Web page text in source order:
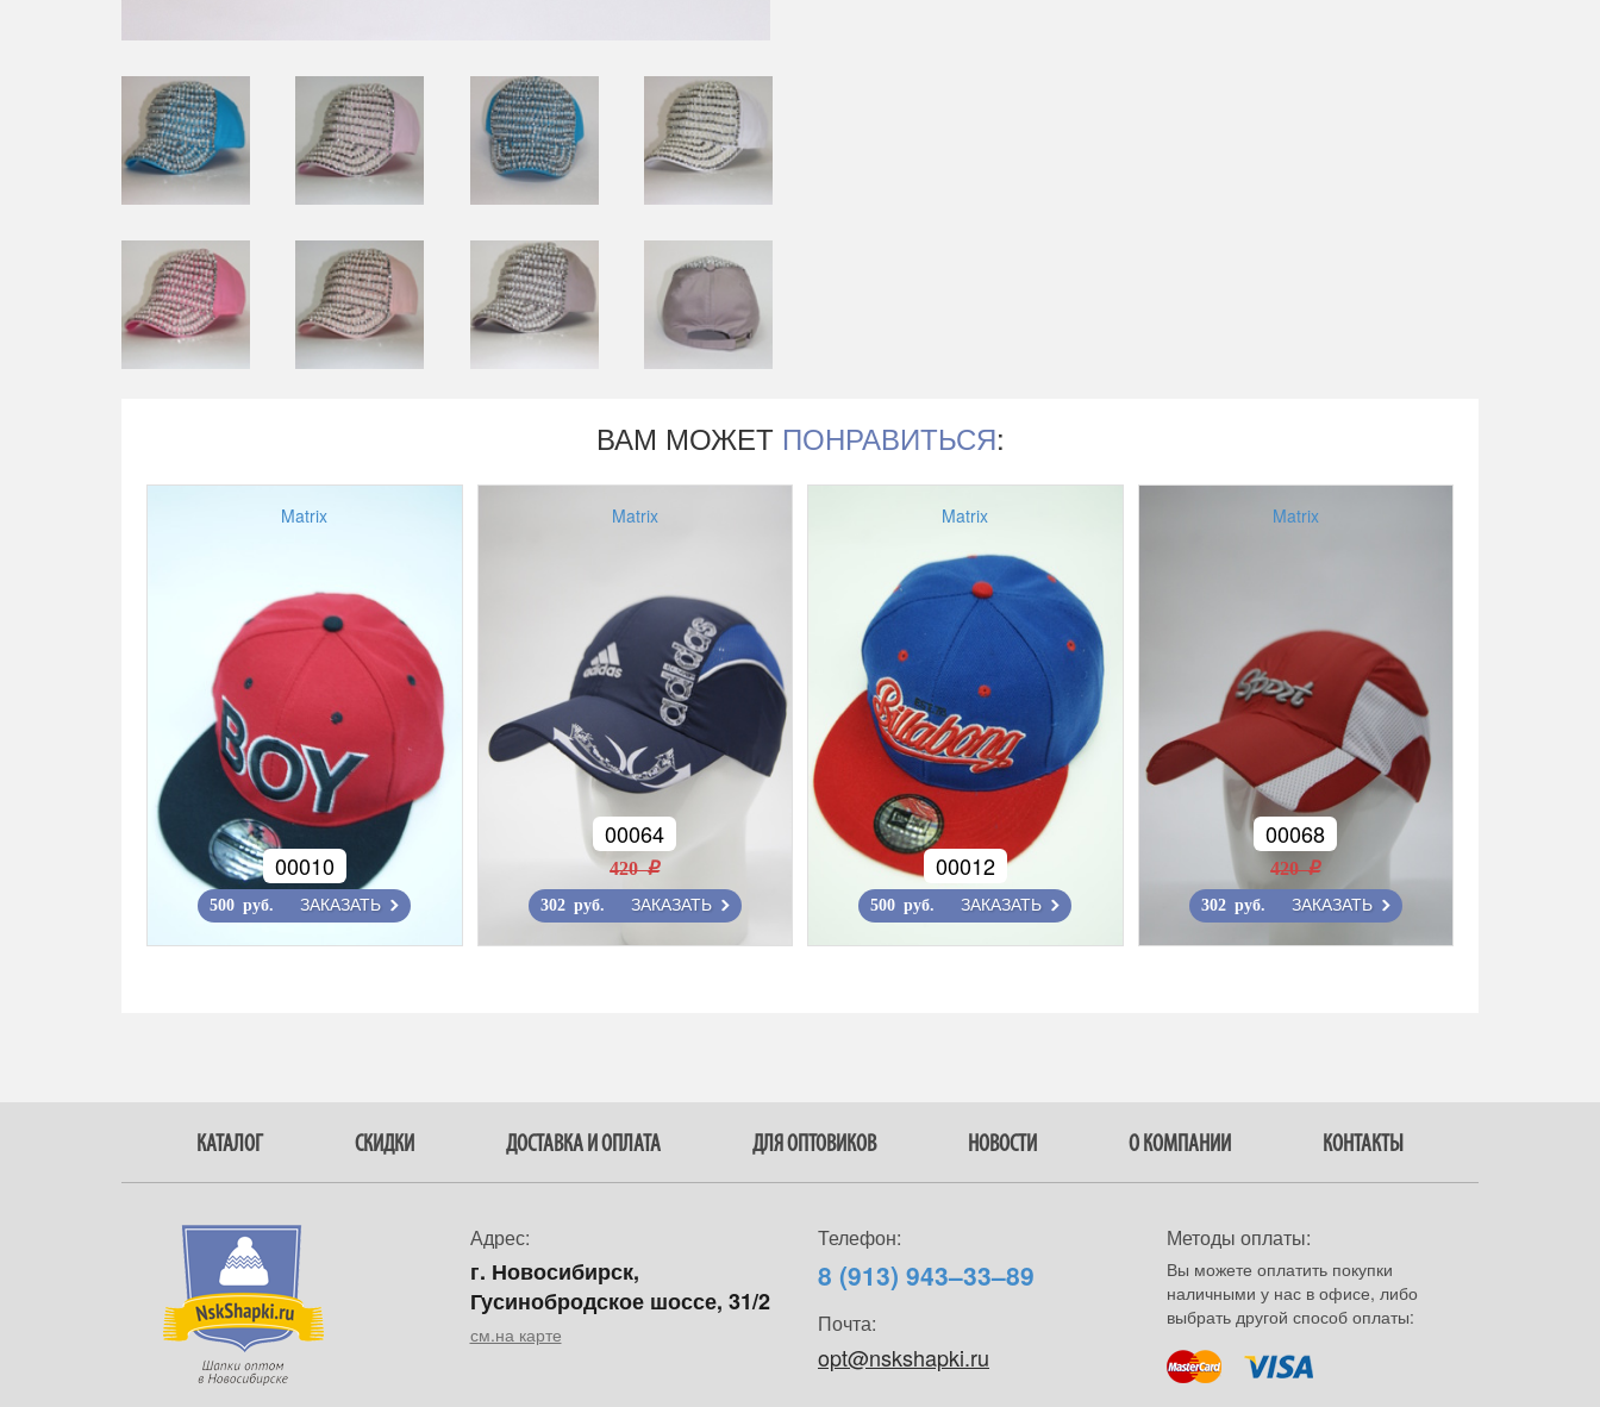
ВАМ МОЖЕТ ПОНРАВИТЬСЯ:
Matrix
00010
500 руб. ЗАКАЗАТЬ
Matrix
00064
420 r
302 руб. ЗАКАЗАТЬ
Matrix
00012
500 руб. ЗАКАЗАТЬ
Matrix
00068
420 r
302 руб. ЗАКАЗАТЬ
КАТАЛОГ СКИДКИ ДОСТАВКА И ОПЛАТА ДЛЯ ОПТОВИКОВ НОВОСТИ О КОМПАНИИ КОНТАКТЫ
Адрес:
г. Новосибирск,
Гусинобродское шоссе, 31/2
см.на карте
Телефон:
8 (913) 943–33–89
Почта:
opt@nskshapki.ru
Методы оплаты:
Вы можете оплатить покупки
наличными у нас в офисе, либо
выбрать другой способ оплаты: